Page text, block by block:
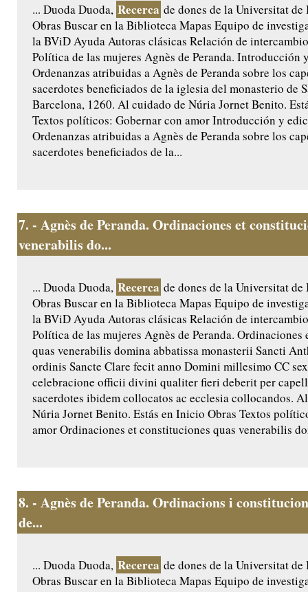
... Duoda Duoda, Recerca de dones de la Universitat
Obras Buscar en la Biblioteca Mapas Equipo de
la BViD Ayuda Autoras clásicas Relación de
Política de las mujeres Agnès de Peranda. Introducción
Ordenanzas atribuidas a Agnès de Peranda sobre los
sacerdotes beneficiados de la iglesia del monasterio de
Barcelona, 1260. Al cuidado de Núria Jornet Benito.
Textos políticos: Gobernar con amor Introducción y
Ordenanzas atribuidas a Agnès de Peranda sobre los
sacerdotes beneficiados de la...
7. - Agnès de Peranda. Ordinaciones et
venerabilis do...
... Duoda Duoda, Recerca de dones de la Universitat
Obras Buscar en la Biblioteca Mapas Equipo de
la BViD Ayuda Autoras clásicas Relación de
Política de las mujeres Agnès de Peranda.
quas venerabilis domina abbatissa monasterii Sancti
ordinis Sancte Clare fecit anno Domini millesimo CC
celebracione officii divini qualiter fieri deberit per
sacerdotes ibidem collocatos ac ecclesia collocandos.
Núria Jornet Benito. Estás en Inicio Obras Textos
amor Ordinaciones et constituciones quas venerabilis
8. - Agnès de Peranda. Ordinacions i
de...
... Duoda Duoda, Recerca de dones de la Universitat
Obras Buscar en la Biblioteca Mapas Equipo de